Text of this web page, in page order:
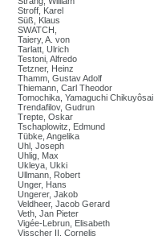
Stroff, Karel
Süß, Klaus
SWATCH,
Taiery, A. von
Tarlatt, Ulrich
Testoni, Alfredo
Tetzner, Heinz
Thamm, Gustav Adolf
Thiemann, Carl Theodor
Tomochika, Yamaguchi Chikuyôsai
Trendafilov, Gudrun
Trepte, Oskar
Tschaplowitz, Edmund
Tübke, Angelika
Uhl, Joseph
Uhlig, Max
Ukleya, Ukki
Ullmann, Robert
Unger, Hans
Ungerer, Jakob
Veldheer, Jacob Gerard
Veth, Jan Pieter
Vigée-Lebrun, Elisabeth
Visscher II, Cornelis